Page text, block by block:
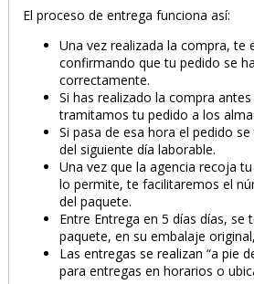
El proceso de entrega funciona así:
Una vez realizada la compra, te
confirmando que tu pedido se
correctamente.
Si has realizado la compra
tramitamos tu pedido a los
Si pasa de esa hora el pedido
del siguiente día laborable.
Una vez que la agencia recoja
lo permite, te facilitaremos el
del paquete.
Entre Entrega en 5 días días, se
paquete, en su embalaje
Las entregas se realizan “a pie
para entregas en horarios o